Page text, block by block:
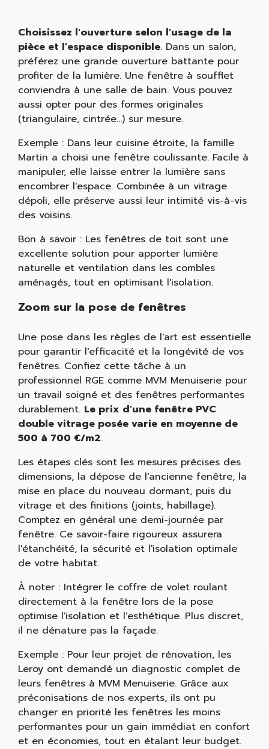
Choisissez l'ouverture selon l'usage de la
pièce et l'espace disponible. Dans un salon,
préférez une grande ouverture battante pour
profiter de la lumière. Une fenêtre à soufflet
conviendra à une salle de bain. Vous pouvez
aussi opter pour des formes originales
(triangulaire, cintrée...) sur mesure.
Exemple : Dans leur cuisine étroite, la famille
Martin a choisi une fenêtre coulissante. Facile à
manipuler, elle laisse entrer la lumière sans
encombrer l'espace. Combinée à un vitrage
dépoli, elle préserve aussi leur intimité vis-à-vis
des voisins.
Bon à savoir : Les fenêtres de toit sont une
excellente solution pour apporter lumière
naturelle et ventilation dans les combles
aménagés, tout en optimisant l'isolation.
Zoom sur la pose de fenêtres
Une pose dans les règles de l'art est essentielle
pour garantir l'efficacité et la longévité de vos
fenêtres. Confiez cette tâche à un
professionnel RGE comme MVM Menuiserie pour
un travail soigné et des fenêtres performantes
durablement. Le prix d'une fenêtre PVC
double vitrage posée varie en moyenne de
500 à 700 €/m2.
Les étapes clés sont les mesures précises des
dimensions, la dépose de l'ancienne fenêtre, la
mise en place du nouveau dormant, puis du
vitrage et des finitions (joints, habillage).
Comptez en général une demi-journée par
fenêtre. Ce savoir-faire rigoureux assurera
l'étanchéité, la sécurité et l'isolation optimale
de votre habitat.
À noter : Intégrer le coffre de volet roulant
directement à la fenêtre lors de la pose
optimise l'isolation et l'esthétique. Plus discret,
il ne dénature pas la façade.
Exemple : Pour leur projet de rénovation, les
Leroy ont demandé un diagnostic complet de
leurs fenêtres à MVM Menuiserie. Grâce aux
préconisations de nos experts, ils ont pu
changer en priorité les fenêtres les moins
performantes pour un gain immédiat en confort
et en économies, tout en étalant leur budget.